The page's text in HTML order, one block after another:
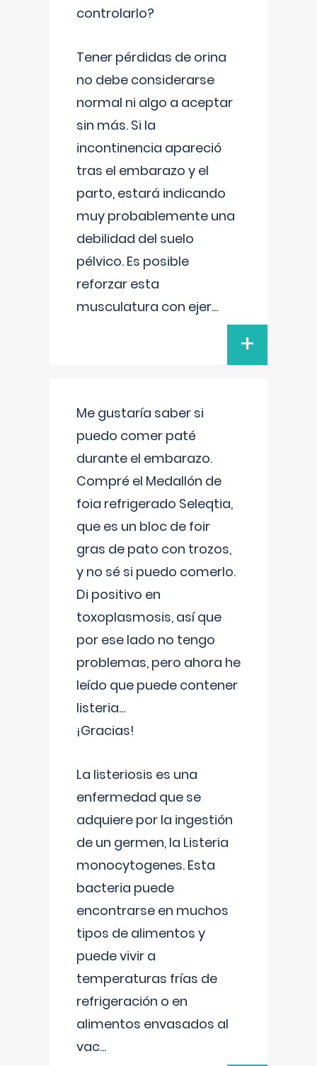
controlarlo?
Tener pérdidas de orina
no debe considerarse
normal ni algo a aceptar
sin más. Si la
incontinencia apareció
tras el embarazo y el
parto, estará indicando
muy probablemente una
debilidad del suelo
pélvico. Es posible
reforzar esta
musculatura con ejer...
+
Me gustaría saber si
puedo comer paté
durante el embarazo.
Compré el Medallón de
foia refrigerado Seleqtia,
que es un bloc de foir
gras de pato con trozos,
y no sé si puedo comerlo.
Di positivo en
toxoplasmosis, así que
por ese lado no tengo
problemas, pero ahora he
leído que puede contener
listeria...
¡Gracias!
La listeriosis es una
enfermedad que se
adquiere por la ingestión
de un germen, la Listeria
monocytogenes. Esta
bacteria puede
encontrarse en muchos
tipos de alimentos y
puede vivir a
temperaturas frías de
refrigeración o en
alimentos envasados al
vac...